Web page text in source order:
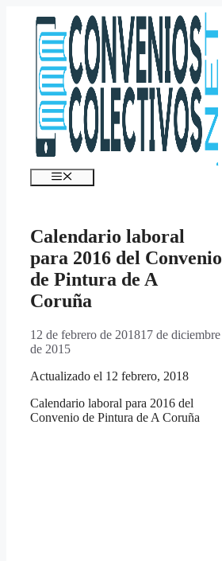
contenido
Menú
Calendario laboral
para 2016 del Convenio
de Pintura de A
Coruña
12 de febrero de 201817 de diciembre
de 2015
Actualizado el 12 febrero, 2018
Calendario laboral para 2016 del
Convenio de Pintura de A Coruña